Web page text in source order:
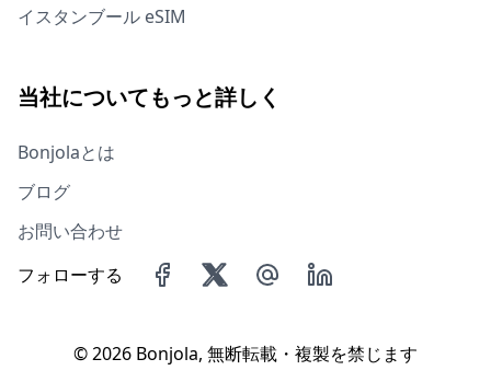
イスタンブール eSIM
当社についてもっと詳しく
Bonjolaとは
ブログ
お問い合わせ
フォローする
©2026 Bonjola, 無断転載・複製を禁じます